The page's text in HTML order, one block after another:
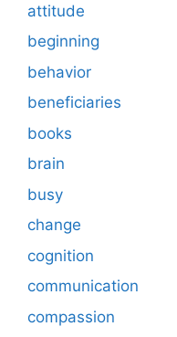
attitude
beginning
behavior
beneficiaries
books
brain
busy
change
cognition
communication
compassion